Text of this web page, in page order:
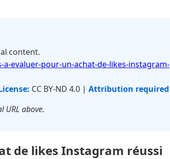
content.
evaluer-pour-un-achat-de-likes-instagram-
CC BY-ND 4.0 | Attribution required
URL above.
de likes Instagram réussi